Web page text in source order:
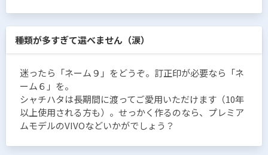
種類が多すぎて選べません（涙）
迷ったら「ネーム９」をどうぞ。訂正印が必要なら「ネ
ーム６」を。
シャチハタは長期間に渡ってご愛用いただけます（10年
以上使用される方も）。せっかく作るのなら、プレミア
ムモデルのVIVOなどいかがでしょう？